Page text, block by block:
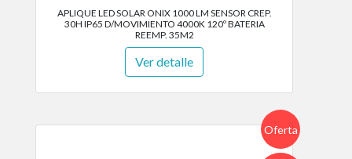
APLIQUE LED SOLAR ONIX 1000 LM SENSOR CREP.
30H IP65 D/MOVIMIENTO 4000K 120º BATERIA
REEMP. 35M2
Ver detalle
Oferta